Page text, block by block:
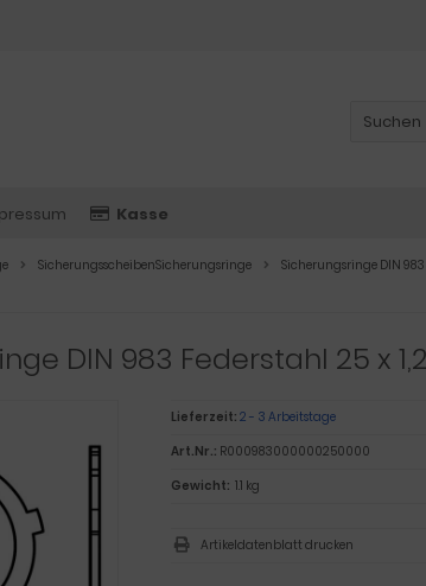
Kasse
SicherungsscheibenSicherungsringe Sicherungsringe DIN 983
DIN 983 Federstahl 25 x
Lieferzeit: 2 - 3 Arbeitstage
Art.Nr.: R000983000000250000
Gewicht: 1.1 kg
Artikeldatenblatt drucken